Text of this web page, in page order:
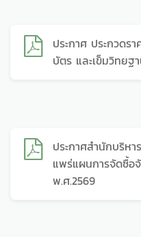
ประกาศ ประกวดร
บัตร และเข็มวิทยฐ
ประกาศสำนักบริห
แพร่แผนการจัดซื้อ
พ.ศ.2569